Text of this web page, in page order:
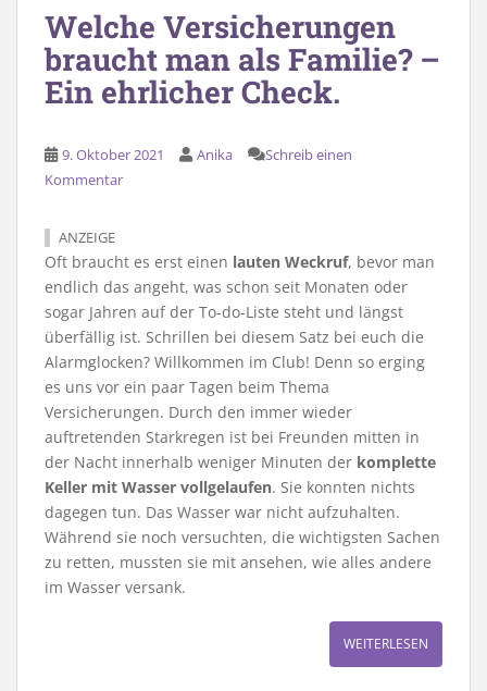
Welche Versicherungen
braucht man als Familie? –
Ein ehrlicher Check.
9. Oktober 2021 Anika
Schreib einen
Kommentar
ANZEIGE
Oft braucht es erst einen lauten Weckruf, bevor man
endlich das angeht, was schon seit Monaten oder
sogar Jahren auf der To-do-Liste steht und längst
überfällig ist. Schrillen bei diesem Satz bei euch die
Alarmglocken? Willkommen im Club! Denn so erging
es uns vor ein paar Tagen beim Thema
Versicherungen. Durch den immer wieder
auftretenden Starkregen ist bei Freunden mitten in
der Nacht innerhalb weniger Minuten der komplette
Keller mit Wasser vollgelaufen. Sie konnten nichts
dagegen tun. Das Wasser war nicht aufzuhalten.
Während sie noch versuchten, die wichtigsten Sachen
zu retten, mussten sie mit ansehen, wie alles andere
im Wasser versank.
WEITERLESEN